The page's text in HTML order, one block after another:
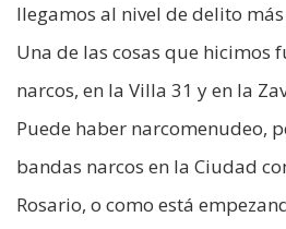
llegamos al nivel de delito
Una de las cosas que hicimos
narcos, en la Villa 31 y en la
Puede haber narcomenudeo,
bandas narcos en la Ciudad
Rosario, o como está